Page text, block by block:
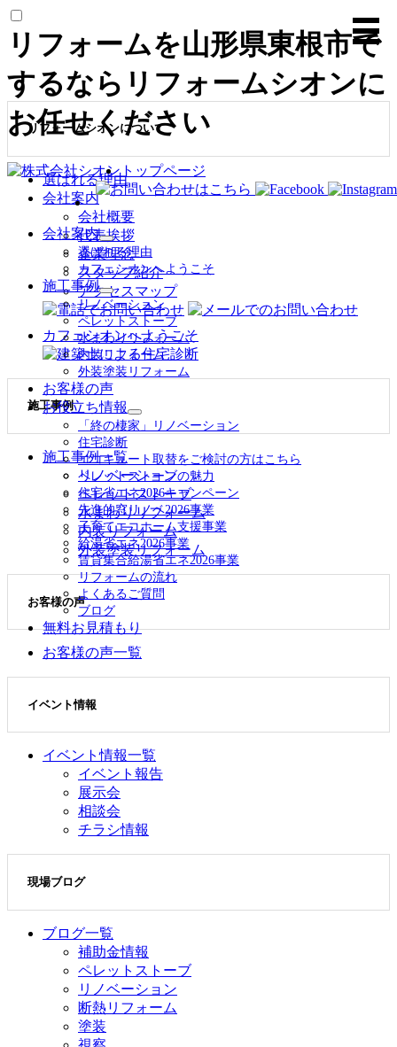
リフォームを山形県東根市で
するならリフォームシオンに
お任せください
トップページ
会社案内
サ
ブ
メ
ニ
ュ
ー
を
展
開
選ばれる理由
カフェシオンへようこそ
施工事例
サ
ブ
メ
ニ
ュ
ー
を
展
開
リノベーション
ペレットストーブ
水まわりリフォーム
内装リフォーム
外装塗装リフォーム
お客様の声
お役立ち情報
サ
ブ
ニ
ュ
ー
を
展
開
「終の棲家」リノベーション
住宅診断
エコキュート取替をご検討の方はこちら
ペレットストーブの魅力
住宅省エネ2026キャンペーン
先進的窓リノベ2026事業
子育てエコホーム支援事業
給湯省エネ2026事業
賃貸集合給湯省エネ2026事業
リフォームの流れ
よくあるご質問
ブログ
無料お見積もり
リフォームシオンについて
選ばれる理由
会社案内
会社概要
代表挨拶
企業理念
スタッフ紹介
アクセスマップ
カフェシオンへようこそ
施工事例
施工事例一覧
リノベーション
ペレットストーブ
水まわりリフォーム
内装リフォーム
外装塗装リフォーム
お客様の声
お客様の声一覧
イベント情報
イベント情報一覧
イベント報告
展示会
相談会
チラシ情報
現場ブログ
ブログ一覧
補助金情報
ペレットストーブ
リノベーション
断熱リフォーム
塗装